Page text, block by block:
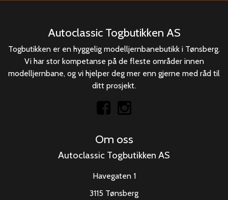
Autoclassic Togbutikken AS
Togbutikken er en hyggelig modelljernbanebutikk i Tønsberg.
Vi har stor kompetanse på de fleste områder innen
modelljernbane, og vi hjelper deg mer enn gjerne med råd til
ditt prosjekt.
Om oss
Autoclassic Togbutikken AS
Havegaten 1
3115 Tønsberg